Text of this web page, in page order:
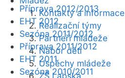
Kontakty a informace
Realizační týmy
Partneři mládeže
Nábor dětí
Úspěchy mládeže
ZŠ Labská
Příprava 2012/2013
EHT 2012
Sezóna 2011/2012
Příprava 2011/2012
EHT 2011
Sezóna 2010/2011